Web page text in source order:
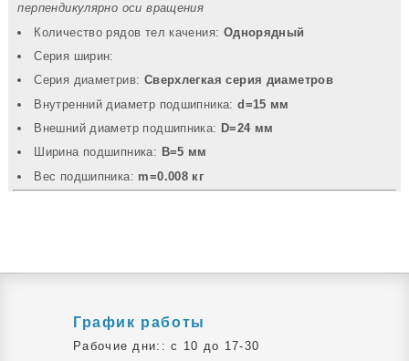
перпендикулярно оси вращения
Количество рядов тел качения: Однорядный
Серия ширин:
Серия диаметрив: Сверхлегкая серия диаметров
Внутренний диаметр подшипника:d=15 мм
Внешний диаметр подшипника: D=24 мм
Ширина подшипника: B=5 мм
Вec подшипника: m=0.008 кг
График работы
Рабочие дни:: c 10 до 17-30